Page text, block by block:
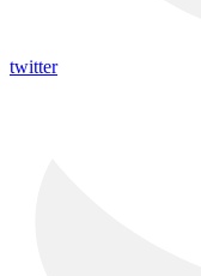
twitter